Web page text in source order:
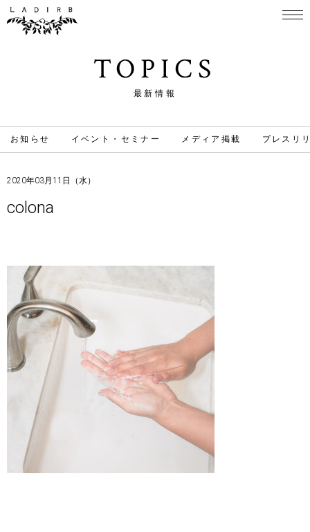
TOPICS
最新情報
お知らせ イベント・セミナー メディア掲載 プレスリ
2020年03月11日（水）
colona